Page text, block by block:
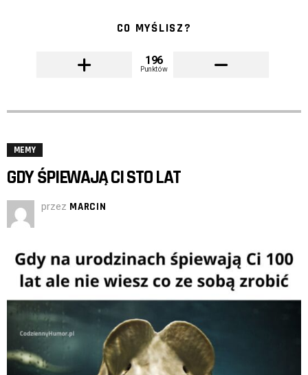
CO MYŚLISZ?
196
Punktów
MEMY
GDY ŚPIEWAJĄ CI STO LAT
przez MARCIN